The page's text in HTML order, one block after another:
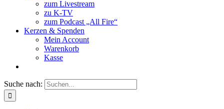
zum Livestream
zu K-TV
zum Podcast „All Fire“
Kerzen & Spenden
Mein Account
Warenkorb
Kasse
Suche nach: